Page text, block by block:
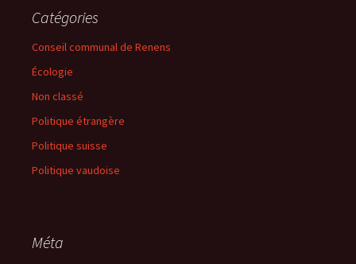
Catégories
Conseil communal de Renens
Écologie
Non classé
Politique étrangère
Politique suisse
Politique vaudoise
Méta